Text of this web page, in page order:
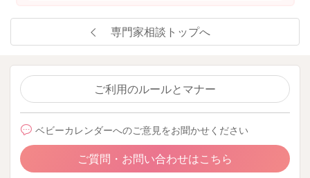
専門家相談トップへ
ご利用のルールとマナー
ベビーカレンダーへのご意見をお聞かせください
ご質問・お問い合わせはこちら